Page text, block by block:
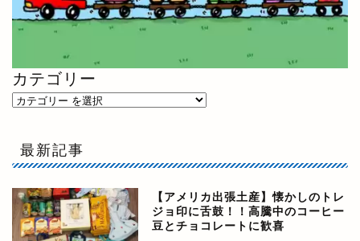
カテゴリー
最新記事
【アメリカ出張土産】懐かしのトレ
ジョ印に舌鼓！！高騰中のコーヒー
豆とチョコレートに歓喜